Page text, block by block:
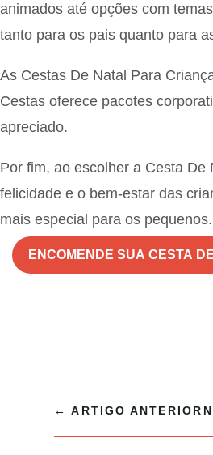
animados até opções com
tanto para os pais quanto para
As Cestas De Natal Para
Cestas oferece pacotes
apreciado.
Por fim, ao escolher a Cesta
felicidade e o bem-estar das
mais especial para os pequenos.
ENCOMENDE SUA CESTA
←ARTIGO ANTERIOR